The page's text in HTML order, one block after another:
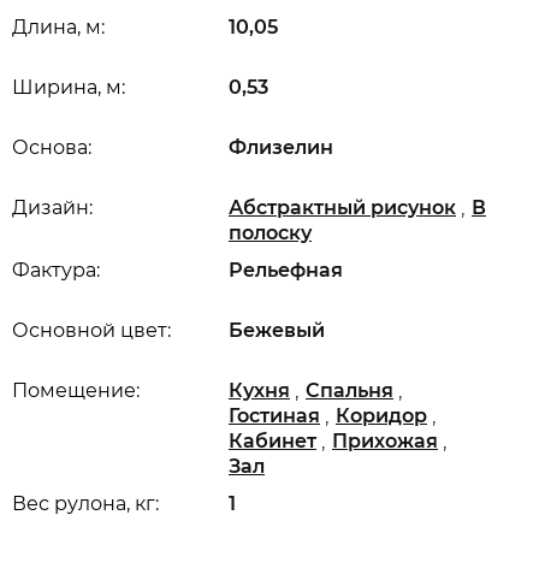
Длина, м: 10,05
Ширина, м: 0,53
Вес рулона, кг: 1
Основной цвет: Бежевый
Дизайн: Абстрактный рисунок , В
полоску
Основа: Флизелин
Помещение: Кухня , Спальня ,
Гостиная , Коридор ,
Кабинет , Прихожая ,
Зал
Фактура: Рельефная